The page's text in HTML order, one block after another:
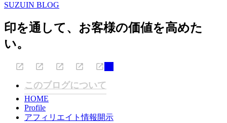
SUZUIN BLOG
印を通して、お客様の価値を高めた
い。
このブログについて
HOME
Profile
アフィリエイト情報開示